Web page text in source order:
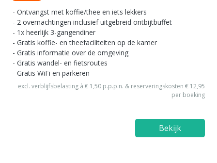
Ontvangst met koffie/thee en iets lekkers
2 overnachtingen inclusief uitgebreid ontbijtbuffet
1x heerlijk 3-gangendiner
Gratis koffie- en theefaciliteiten op de kamer
Gratis informatie over de omgeving
Gratis wandel- en fietsroutes
Gratis WiFi en parkeren
excl. verblijfsbelasting à € 1,50 p.p.p.n. & reserveringskosten € 12,95
per boeking
Bekijk